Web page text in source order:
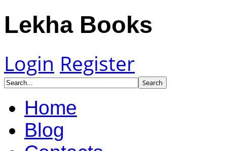
Lekha Books
Login Register
Home
Blog